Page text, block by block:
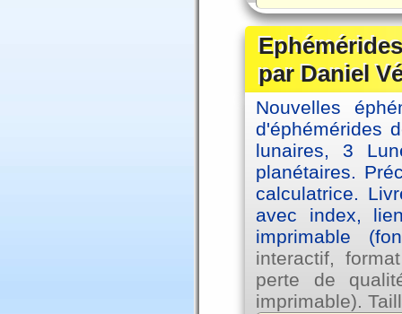
par Daniel
Nouvelles
d'éphémérides
lunaires, 3
planétaires.
calculatrice.
avec index,
imprimable
interactif,
perte de
imprimable).